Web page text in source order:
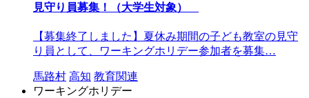
見守り員募集！（大学生対象）
【募集終了しました】夏休み期間の子ども教室の見守
り員として、ワーキングホリデー参加者を募集…
馬路村 高知 教育関連
ワーキングホリデー